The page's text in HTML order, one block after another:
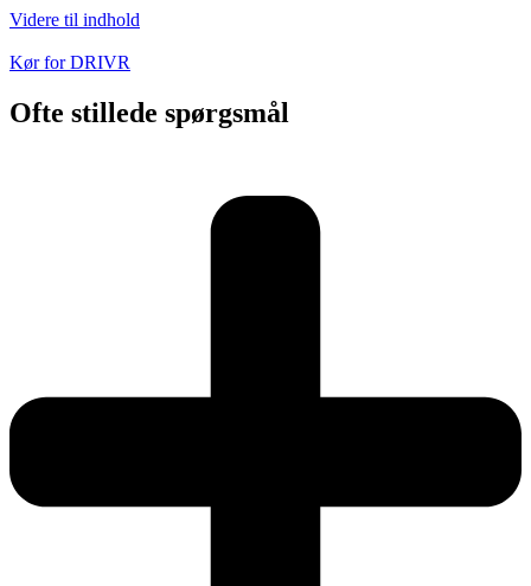
Videre til indhold
Kør for DRIVR
Ofte stillede spørgsmål